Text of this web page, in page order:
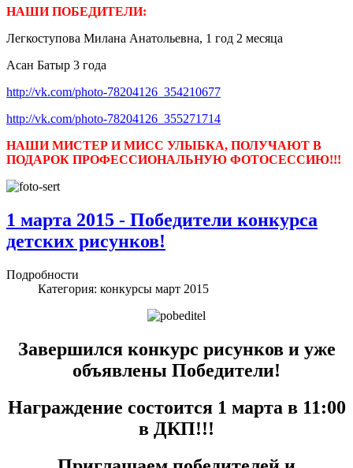
НАШИ ПОБЕДИТЕЛИ:
Легкоступова Милана Анатольевна, 1 год 2 месяца
Асан Батыр 3 года
http://vk.com/photo-78204126_354210677
http://vk.com/photo-78204126_355271714
НАШИ МИСТЕР И МИСС УЛЫБКА, ПОЛУЧАЮТ В
ПОДАРОК ПРОФЕССИОНАЛЬНУЮ ФОТОСЕССИЮ!!!
1 марта 2015 - Победители конкурса
детских рисунков!
Подробности
Категория: конкурсы март 2015
Завершился конкурс рисунков и уже
объявлены Победители!
Награждение состоится 1 марта в 11:00
в ДКП!!!